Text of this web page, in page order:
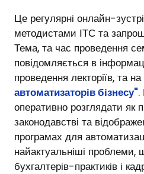
Це регулярні онлайн-
методистами ІТС та
Тема, та час проведення
повідомляється в
проведення лекторіїв, та на
автоматизаторів бізнесу".
оперативно розглядати як
законодавстві та
програмах для
найактуальніші проблеми,
бухгалтерів-практиків і